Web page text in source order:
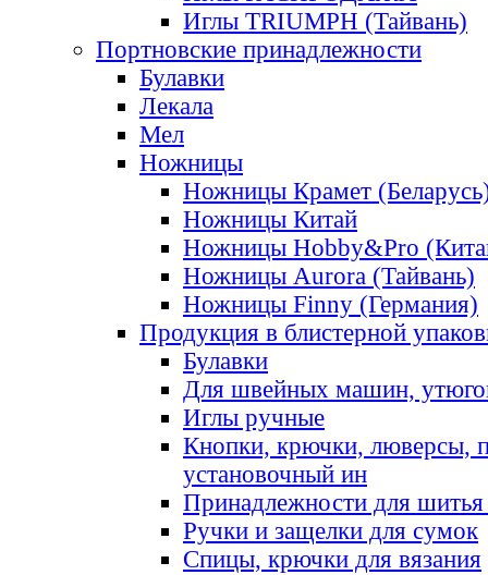
Иглы TRIUMPH (Тайвань)
Портновские принадлежности
Булавки
Лекала
Мел
Ножницы
Ножницы Крамет
Ножницы Китай
Ножницы Hobby&Pro
Ножницы Aurora (Тайвань)
Ножницы Finny (Германия)
Продукция в блистерной
Булавки
Для швейных машин,
Иглы ручные
Кнопки, крючки, люверсы,
установочный ин
Принадлежности для шитья
Ручки и защелки для сумок
Спицы, крючки для вязания